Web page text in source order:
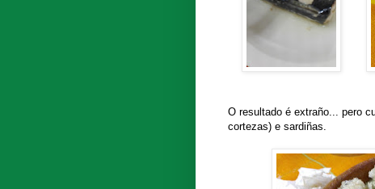
O resultado é extraño... pero
cortezas) e sardiñas.